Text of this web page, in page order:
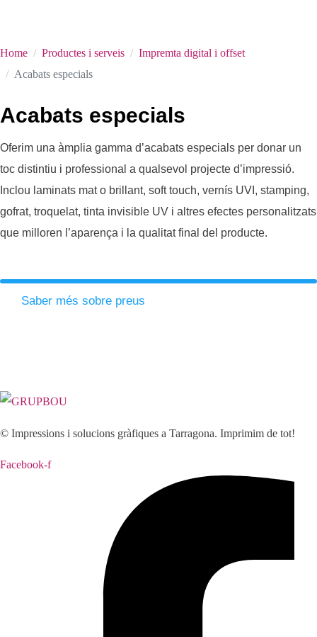
Home Productes i serveis
Impremta digital i offset
Acabats especials
Acabats especials
Oferim una àmplia gamma d’acabats especials per donar un
toc distintiu i professional a qualsevol projecte d’impressió.
Inclou laminats mat o brillant, soft touch, vernís UVI, stamping,
gofrat, troquelat, tinta invisible UV i altres efectes personalitzats
que milloren l’aparença i la qualitat final del producte.
Saber més sobre preus
© Impressions i solucions gràfiques a Tarragona. Imprimim de tot!
Facebook-f